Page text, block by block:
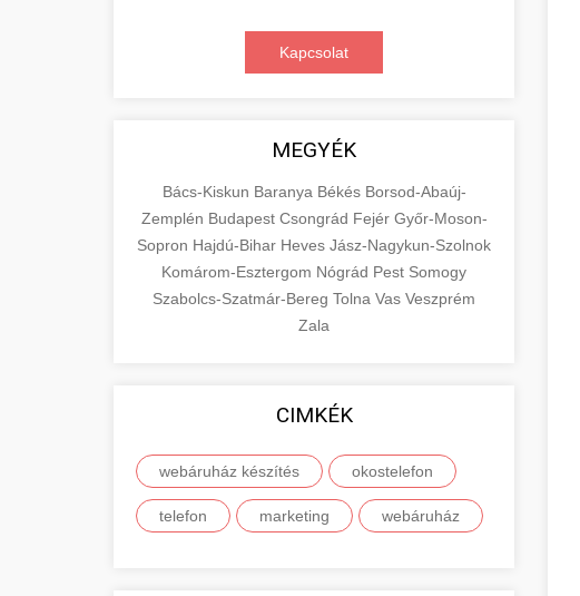
Kapcsolat
MEGYÉK
Bács-Kiskun Baranya Békés Borsod-Abaúj-
Zemplén Budapest Csongrád Fejér Győr-Moson-
Sopron Hajdú-Bihar Heves Jász-Nagykun-Szolnok
Komárom-Esztergom Nógrád Pest Somogy
Szabolcs-Szatmár-Bereg Tolna Vas Veszprém
Zala
CIMKÉK
webáruház készítés okostelefon
telefon marketing webáruház